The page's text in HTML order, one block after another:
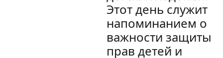
Этот день служит
напоминанием о
важности защиты
прав детей и